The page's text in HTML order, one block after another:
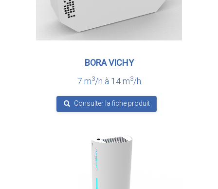
BORA VICHY
7 m3/h à 14 m3/h
Consulter la fiche produit